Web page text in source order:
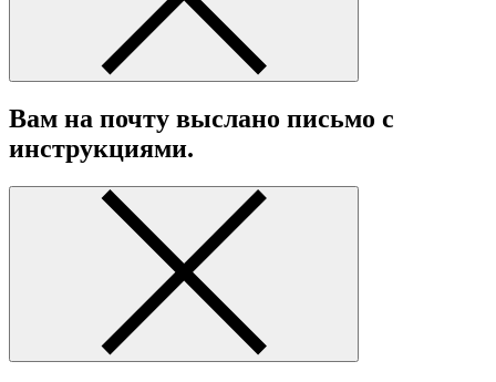
Вам на почту выслано письмо с
инструкциями.